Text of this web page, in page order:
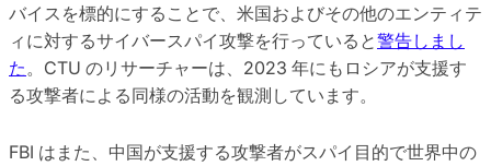
バイスを標的にすることで、米国およびその他のエンティテ
ィに対するサイバースパイ攻撃を行っていると警告しまし
た 。CTU のリサーチャーは、2023 年にもロシアが支援す
る攻撃者による同様の活動を観測しています。
FBI はまた、中国が支援する攻撃者がスパイ目的で世界中の